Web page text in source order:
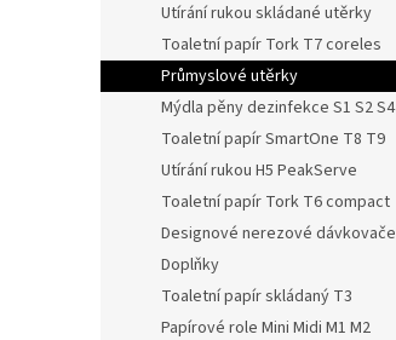
Utírání rukou skládané utěrky
Toaletní papír Tork T7 coreles
Průmyslové utěrky
Mýdla pěny dezinfekce S1 S2 S4
Toaletní papír SmartOne T8 T9
Utírání rukou H5 PeakServe
Toaletní papír Tork T6 compact
Designové nerezové dávkovače
Doplňky
Toaletní papír skládaný T3
Papírové role Mini Midi M1 M2